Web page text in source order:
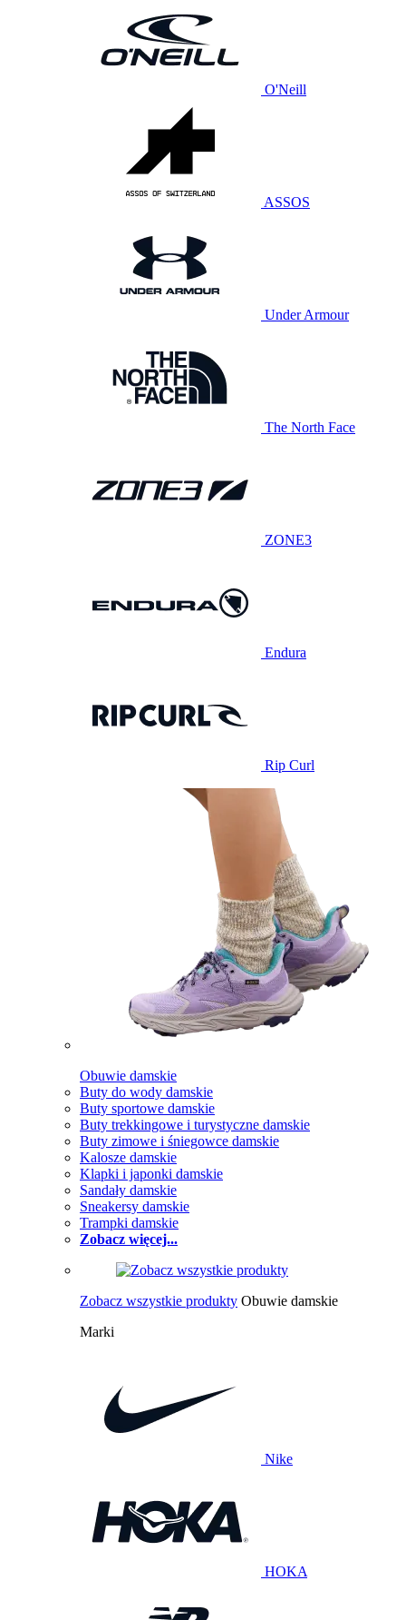
O'Neill
ASSOS
Under Armour
The North Face
ZONE3
Endura
Rip Curl
Obuwie damskie
Buty do wody damskie
Buty sportowe damskie
Buty trekkingowe i turystyczne damskie
Buty zimowe i śniegowce damskie
Kalosze damskie
Klapki i japonki damskie
Sandały damskie
Sneakersy damskie
Trampki damskie
Zobacz więcej...
Zobacz wszystkie produkty Obuwie damskie
Marki
Nike
HOKA